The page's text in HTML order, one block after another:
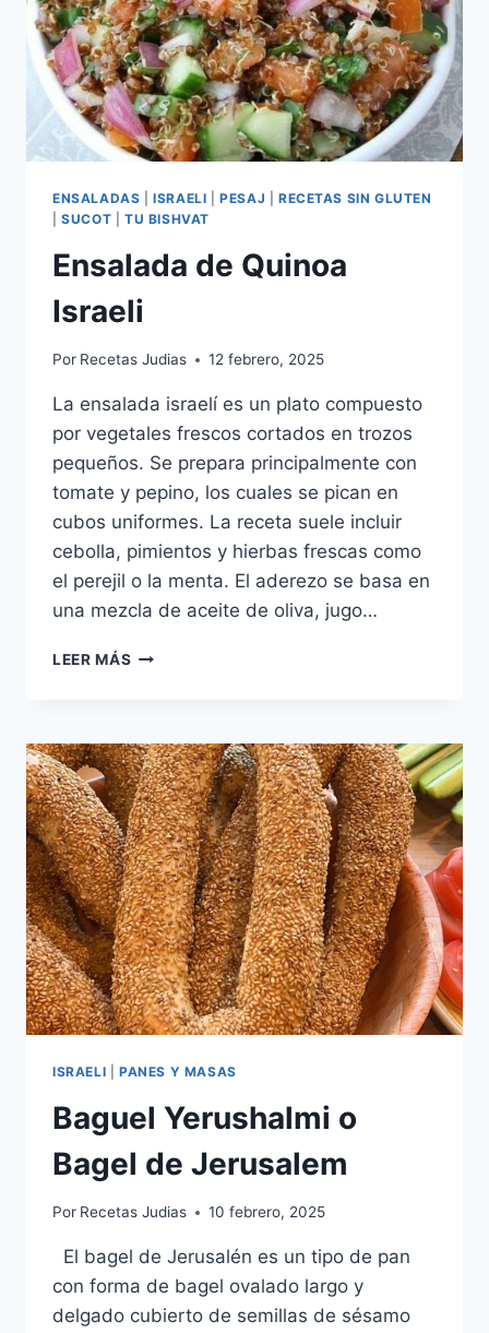
ENSALADAS |ISRAELI |PESAJ
RECETAS SIN GLUTEN
|SUCOT TU BISHVAT
Ensalada de Quinoa
Israeli
Por Recetas Judias 12 febrero, 2025
La ensalada israelí es un plato compuesto
por vegetales frescos cortados en trozos
pequeños. Se prepara principalmente con
tomate y pepino, los cuales se pican en
cubos uniformes. La receta suele incluir
cebolla, pimientos y hierbas frescas como
el perejil o la menta. El aderezo se basa en
una mezcla de aceite de oliva, jugo…
LEER MÁS ENSALADA
ISRAELI PANES Y MASAS
Baguel Yerushalmi o
Bagel de Jerusalem
Por Recetas Judias 10 febrero, 2025
El bagel de Jerusalén es un tipo de pan
con forma de bagel ovalado largo y
delgado cubierto de semillas de sésamo